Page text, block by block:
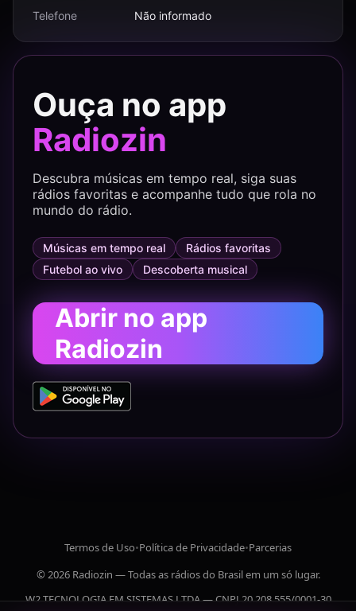
Telefone
Não informado
Ouça no app
Radiozin
Descubra músicas em tempo real, siga suas
rádios favoritas e acompanhe tudo que rola no
mundo do rádio.
Músicas em tempo real
Rádios favoritas
Futebol ao vivo
Descoberta musical
Abrir no app
Radiozin
Termos de Uso•Política de Privacidade•Parcerias
© 2026 Radiozin — Todas as rádios do Brasil em um só lugar.
W2 TECNOLOGIA EM SISTEMAS LTDA — CNPJ 20.208.555/0001-30